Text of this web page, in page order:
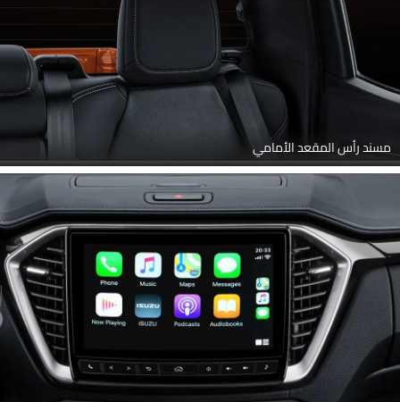
مسند رأس المقعد الأمامي